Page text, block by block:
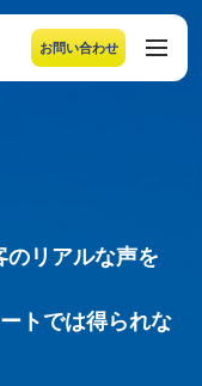
お問い合わせ
メニューを閉じるこ
のリアルな声を
トでは得られな